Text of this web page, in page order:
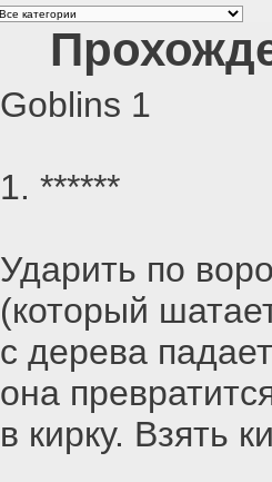
Goblins 1
1. ******
Ударить по
(который
с дерева
она
в кирку. Взять